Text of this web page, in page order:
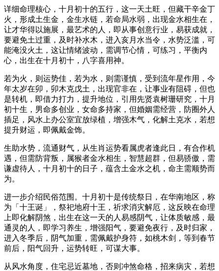
详细命理核心，十月初十的五行，这一天土旺，但藏干辛金丁
火，形成土生金，金生水链，若命局水弱，出现金水相生在，
让才华得以施展，最艺术的人，即从事创意行业，易获成就，
要避免土过重，及时补水木，进入亥月水当令，水势泛滥，可
能淹没火土，这让情绪波动，需调节心情，可练习，平衡内
心，出生在十月初十，八字喜用神。
若为火，则运势佳，若为水，则需谨慎，受到流年星作用，今
年太岁在卯，卯木克戊土，出现官非在，让事业有阻碍，但也
是转机，即借力打力，提升地位，引用先贤袁树珊研究，十月
初十生，男命多创业，女命多持家，但婚姻需经营，防圈外人
插足，风水上办公室宜放绿植，增强木气，化解土克水，若想
提升财运，即佩戴金饰。
生助水势，流通财气，从生肖运势看属虎者逢此日，有合作机
遇，但需防背叛，属猴者金水相生，智慧超群，但易骄傲，需
谦虚待人，十月初十的日子，蕴含土金水之机，命主需顺势而
为。
进一步介绍民俗范围。十月初十是传统祭日，在华南地区，称
为「十王诞」，祭祀地府十王，祈求消灾解厄，这反映在命理
上即化解阴煞，出生在这一天的人易感阴气，让体质敏感，最
通灵的人，即学习养生，增强阳气，要避免夜行，及时归家，
进入冬季后，阴气加重，需佩戴护身符，如桃木剑，等到春节
前后，阳气回升，运势转旺，可谋大事。
从风水角度，住宅忌近墓地，否则冲煞命格，招来病灾，若想